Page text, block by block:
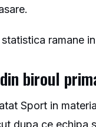
ramane
biroul
Sport in
dupa ce echipa